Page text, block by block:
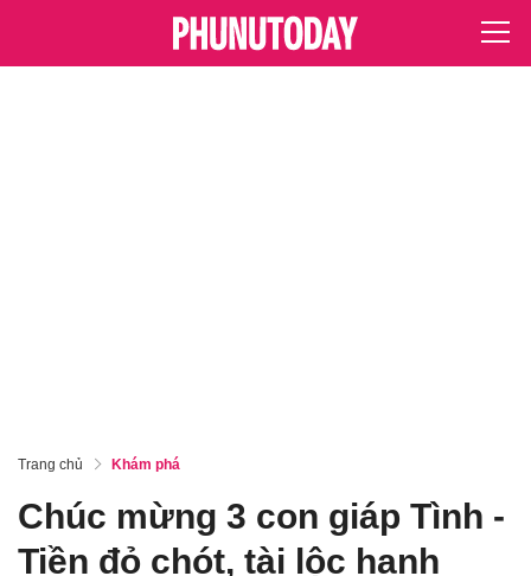
Trang chủ Khám phá
Chúc mừng 3 con giáp Tình -
Tiền đỏ chót, tài lộc hanh